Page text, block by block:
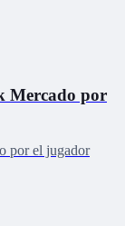
Mercado por
por el jugador